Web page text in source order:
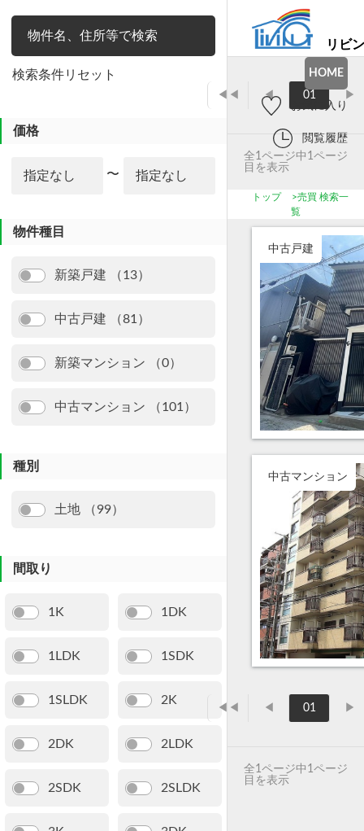
検索条件リセット
価格
〜
物件種目
新築戸建 （13）
中古戸建 （81）
新築マンション （0）
中古マンション （101）
種別
土地 （99）
間取り
1K 1DK
1LDK 1SDK
1SLDK 2K
2DK 2LDK
2SDK 2SLDK
リビ
HOME
お気に入り
閲覧履歴
◀◀ ◀ 01 ▶
全1ページ中1ページ
目を表示
トップ >売買 検索一
覧
中古戸建
中古マンション
◀◀ ◀ 01 ▶
全1ページ中1ページ
目を表示